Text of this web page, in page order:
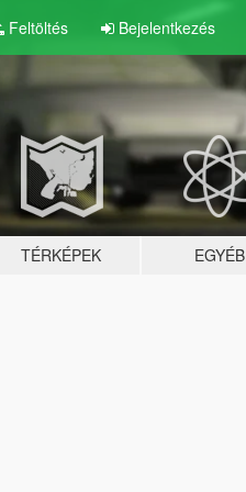
Feltöltés Bejelentkezés
TÉRKÉPEK EGYÉB